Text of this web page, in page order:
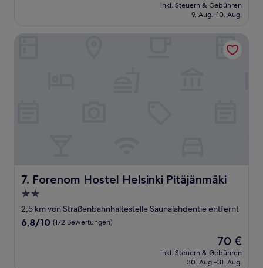
beträgt
inkl. Steuern & Gebühren
9. Aug.–10. Aug.
7. Forenom Hostel Helsinki Pitäjänmäki
Forenom Hostel Helsinki Pitäjänmäki
2.0-
Sterne-
Unterkunft
2,5 km von Straßenbahnhaltestelle Saunalahdentie entfernt
6.8
6,8/10 (172 Bewertungen)
Der
Preis
beträgt
70 €
inkl. Steuern & Gebühren
30. Aug.–31. Aug.